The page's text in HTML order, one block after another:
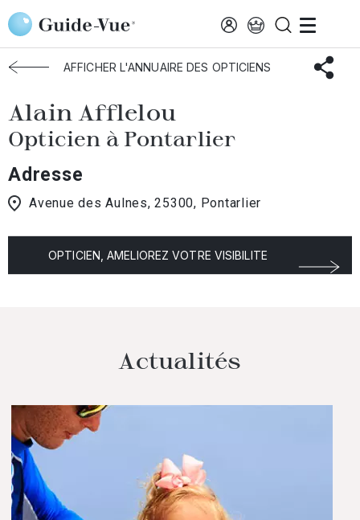
Aller au contenu principal
Accueil Choisir mon opticien Pontarlier Alain Afflelou
AFFICHER L'ANNUAIRE DES OPTICIENS
Alain Afflelou
Opticien à Pontarlier
Adresse
Avenue des Aulnes, 25300, Pontarlier
OPTICIEN, AMELIOREZ VOTRE VISIBILITE
Actualités